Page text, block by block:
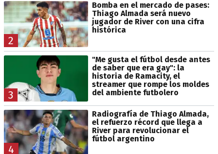
2
Bomba en el mercado de pases:
Thiago Almada será nuevo
jugador de River con una cifra
histórica
3
"Me gusta el fútbol desde antes
de saber que era gay": la
historia de Ramacity, el
streamer que rompe los moldes
del ambiente futbolero
4
Radiografía de Thiago Almada,
el refuerzo récord que llega a
River para revolucionar el
fútbol argentino